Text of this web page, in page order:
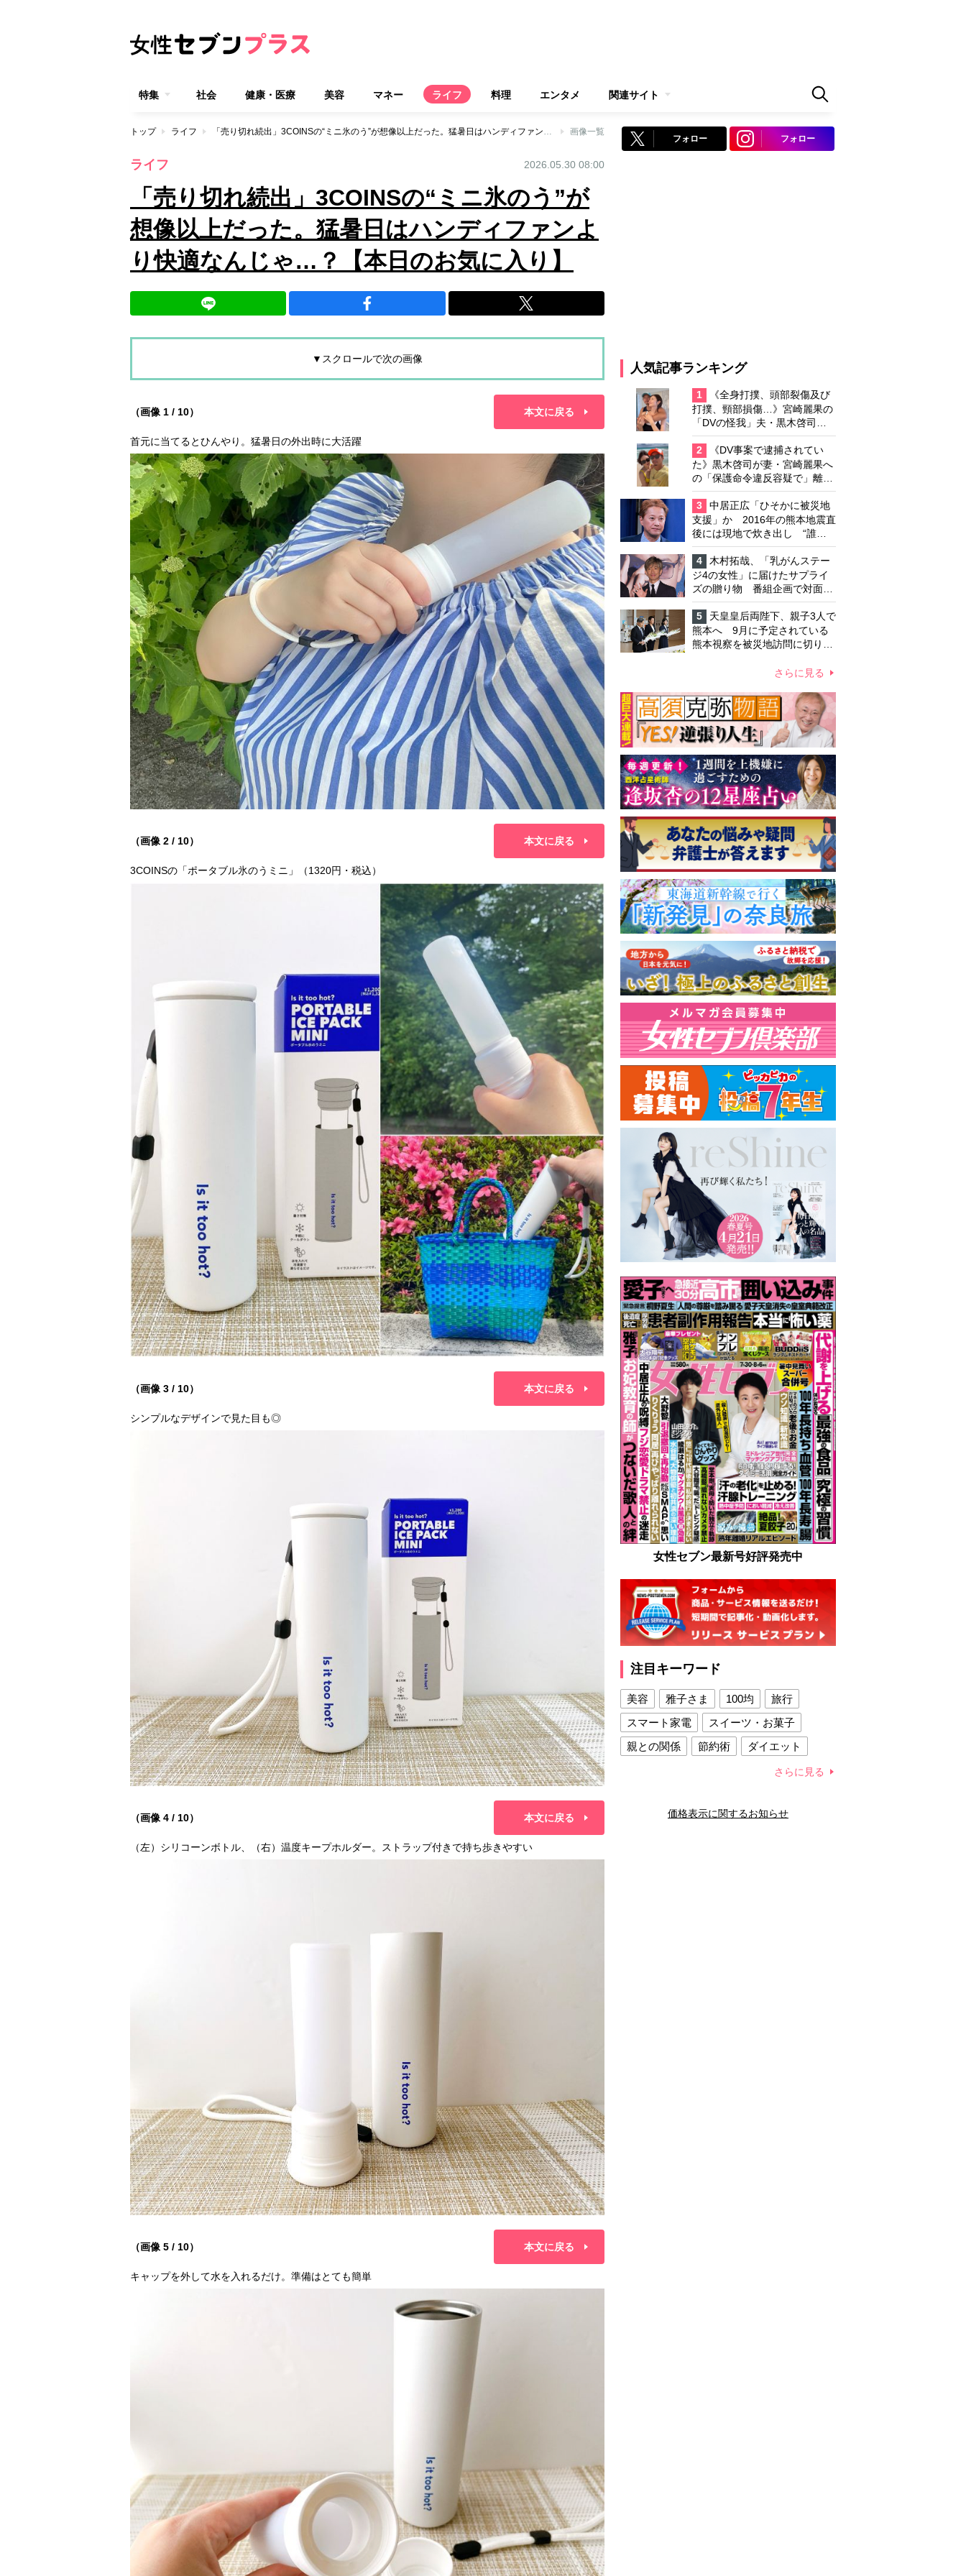
特集 社会 健康・医療 美容 マネー ライフ 料理 エンタメ 関連サイト
トップ ライフ 「売り切れ続出」3COINSの“ミニ氷のう”が想像以上だった。猛暑日はハンディファンより快適なんじゃ…？【本日のお気に入り】 画像一覧
ライフ 2026.05.30 08:00
「売り切れ続出」3COINSの“ミニ氷のう”が
想像以上だった。猛暑日はハンディファンよ
り快適なんじゃ…？【本日のお気に入り】
▼スクロールで次の画像
（画像 1 / 10） 本文に戻る
首元に当てるとひんやり。猛暑日の外出時に大活躍
（画像 2 / 10） 本文に戻る
3COINSの「ポータブル氷のうミニ」（1320円・税込）
（画像 3 / 10） 本文に戻る
シンプルなデザインで見た目も◎
（画像 4 / 10） 本文に戻る
（左）シリコーンボトル、（右）温度キープホルダー。ストラップ付きで持ち歩きやすい
（画像 5 / 10） 本文に戻る
キャップを外して水を入れるだけ。準備はとても簡単
フォロー フォロー
人気記事ランキング
1
《全身打撲、頭部裂傷及び
打撲、頸部損傷…》宮崎麗果の
「DVの怪我」夫・黒木啓司の
逮捕で始まる「夫婦の闘争」
2
《DV事案で逮捕されてい
た》黒木啓司が妻・宮崎麗果へ
の「保護命令違反容疑で」離婚
協議は「第二ステージ」へ
3
中居正広「ひそかに被災地
支援」か 2016年の熊本地震直
後には現地で炊き出し “誰に
も知られなくて良い”と、むし
ろ強まる福祉活動への思い
4
木村拓哉、「乳がんステー
ジ4の女性」に届けたサプライ
ズの贈り物 番組企画で対面し
たファンが、夢と希望を与える
心遣いに「うれしくて号泣しま
した」
5
天皇皇后両陛下、親子3人で
熊本へ 9月に予定されている
熊本視察を被災地訪問に切り替
夫妻から受け継ぐ“国民への寄
さらに見る
女性セブン最新号好評発売中
注目キーワード
美容 雅子さま 100均
旅行
スマート家電
スイーツ・お菓子
親との関係
節約術
ダイエット
夫との関係
新津春子 どか食い
さらに見る
価格表示に関するお知らせ